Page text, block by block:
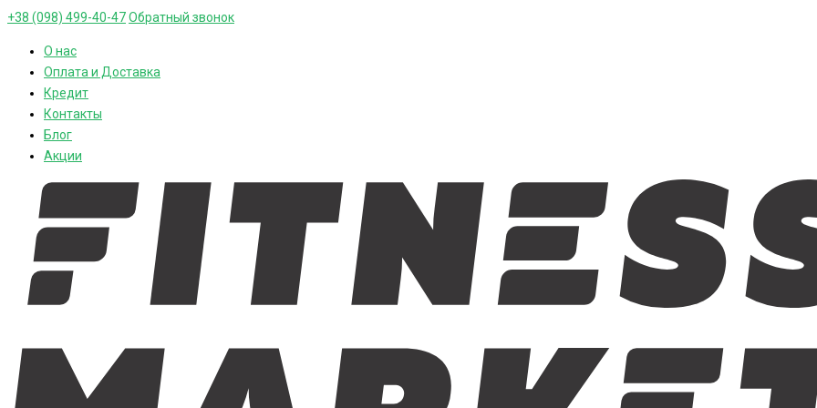
+38 (098) 499-40-47Обратный звонок
О нас
Оплата и Доставка
Кредит
Контакты
Блог
Акции